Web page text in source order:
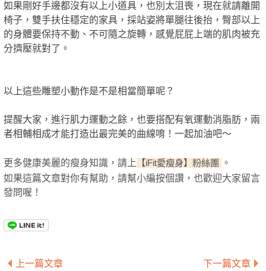
如果剛好手邊都沒有以上小道具，也別太沮喪，現在就請離開
椅子，雙手扶住穩定的家具，採站姿將單腿往後抬，臀部以上
的身體要保持不動、不可隨之旋轉，感覺屁屁上端的肌肉被充
分擠壓就對了。
以上這些雕塑小動作是不是相當簡單呢？
提醒大家，進行肌力運動之餘，也要搭配有氧運動消脂肪，兩
者相輔相成才能打造出最完美的曲線唷！一起加油吧～
更多健康美麗的瘦身知識，請上 【iFit愛瘦身】粉絲團
。
如果這篇文章對你有幫助，請幫小編按個讚，也歡迎大家留言
發問喔！
上一篇文章 下一篇文章